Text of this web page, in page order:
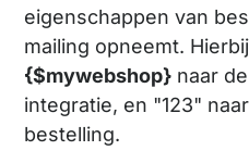
eigenschappen van
mailing opneemt.
{$mywebshop} naar
integratie, en "123"
bestelling.